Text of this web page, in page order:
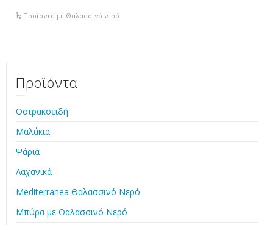
Προϊόντα με Θαλασσινό νερό
Προϊόντα
Οστρακοειδή
Μαλάκια
Ψάρια
Λαχανικά
Mediterranea Θαλασσινό Νερό
Μπύρα με Θαλασσινό Νερό